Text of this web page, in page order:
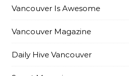
Vancouver Is Awesome
Vancouver Magazine
Daily Hive Vancouver